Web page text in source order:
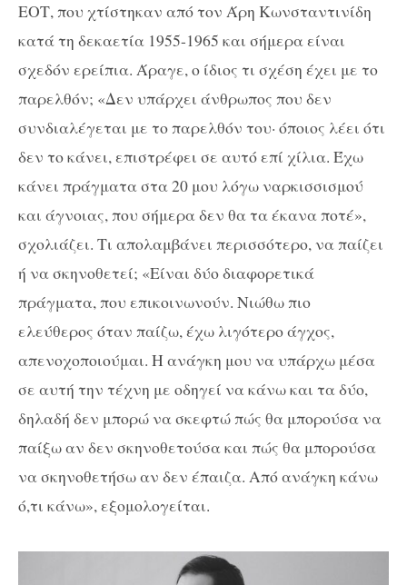
ΕΟΤ, που χτίστηκαν από τον Άρη Κωνσταντινίδη
κατά τη δεκαετία 1955-1965 και σήμερα είναι
σχεδόν ερείπια. Άραγε, ο ίδιος τι σχέση έχει με το
παρελθόν; «Δεν υπάρχει άνθρωπος που δεν
συνδιαλέγεται με το παρελθόν του· όποιος λέει ότι
δεν το κάνει, επιστρέφει σε αυτό επί χίλια. Έχω
κάνει πράγματα στα 20 μου λόγω ναρκισσισμού
και άγνοιας, που σήμερα δεν θα τα έκανα ποτέ»,
σχολιάζει. Τι απολαμβάνει περισσότερο, να παίζει
ή να σκηνοθετεί; «Είναι δύο διαφορετικά
πράγματα, που επικοινωνούν. Νιώθω πιο
ελεύθερος όταν παίζω, έχω λιγότερο άγχος,
απενοχοποιούμαι. Η ανάγκη μου να υπάρχω μέσα
σε αυτή την τέχνη με οδηγεί να κάνω και τα δύο,
δηλαδή δεν μπορώ να σκεφτώ πώς θα μπορούσα να
παίξω αν δεν σκηνοθετούσα και πώς θα μπορούσα
να σκηνοθετήσω αν δεν έπαιζα. Από ανάγκη κάνω
ό,τι κάνω», εξομολογείται.